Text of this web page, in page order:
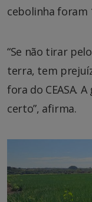
cebolinha foram
“Se não tirar
terra, tem
fora do CEASA.
certo”, afirma.